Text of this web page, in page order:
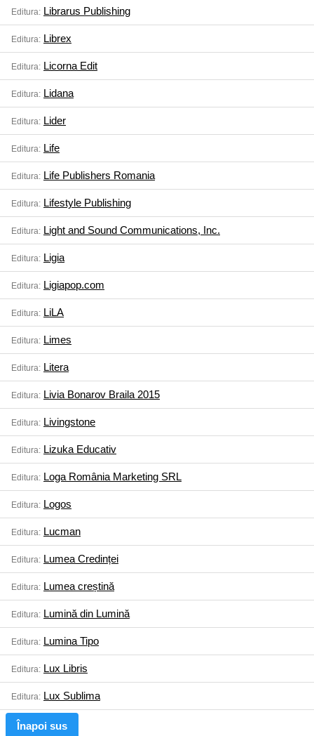
Editura: Librarus Publishing
Editura: Librex
Editura: Licorna Edit
Editura: Lidana
Editura: Lider
Editura: Life
Editura: Life Publishers Romania
Editura: Lifestyle Publishing
Editura: Light and Sound Communications, Inc.
Editura: Ligia
Editura: Ligiapop.com
Editura: LiLA
Editura: Limes
Editura: Litera
Editura: Livia Bonarov Braila 2015
Editura: Livingstone
Editura: Lizuka Educativ
Editura: Loga România Marketing SRL
Editura: Logos
Editura: Lucman
Editura: Lumea Credinței
Editura: Lumea creștină
Editura: Lumină din Lumină
Editura: Lumina Tipo
Editura: Lux Libris
Editura: Lux Sublima
Înapoi sus